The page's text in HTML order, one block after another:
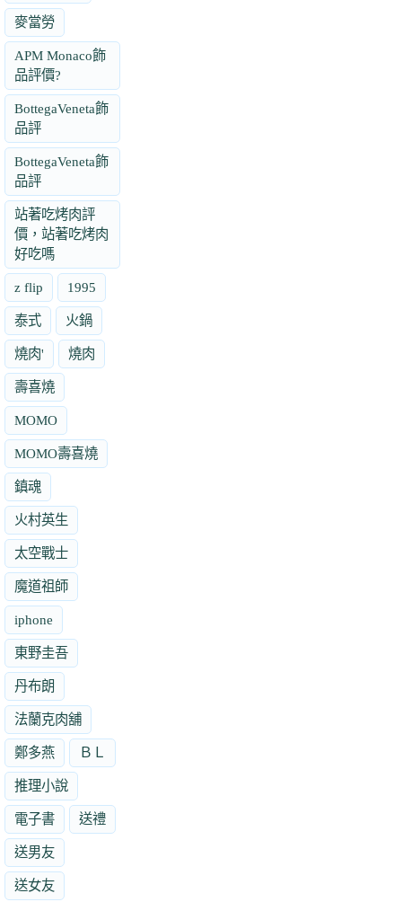
麥當勞
APM Monaco飾
品評價?
BottegaVeneta飾
品評
BottegaVeneta飾
品評
站著吃烤肉評
價，站著吃烤肉
好吃嗎
z flip 1995
泰式 火鍋
燒肉' 燒肉
壽喜燒
MOMO
MOMO壽喜燒
鎮魂
火村英生
太空戰士
魔道祖師
iphone
東野圭吾
丹布朗
法蘭克肉舖
鄭多燕 ＢＬ
推理小說
電子書 送禮
送男友
送女友